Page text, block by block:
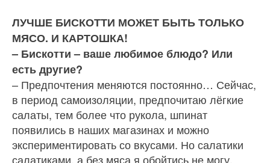
ЛУЧШЕ БИСКОТТИ МОЖЕТ БЫТЬ ТОЛЬКО
МЯСО. И КАРТОШКА!
– Бискотти – ваше любимое блюдо? Или
есть другие?
– Предпочтения меняются постоянно… Сейчас,
в период самоизоляции, предпочитаю лёгкие
са­латы, тем более что рукола, шпинат
появились в наших магазинах и можно
экспериментировать со вкусами. Но салатики
салатиками, а без мяса я обойтись не могу,